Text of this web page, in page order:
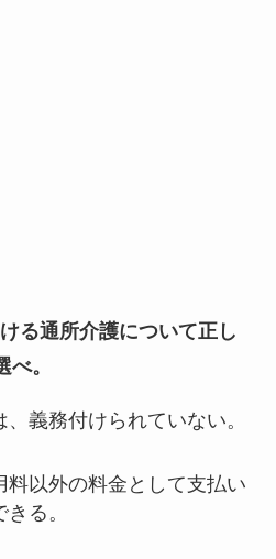
る通所介護について正し
。
義務付けられていない。
料以外の料金として支払い
る。